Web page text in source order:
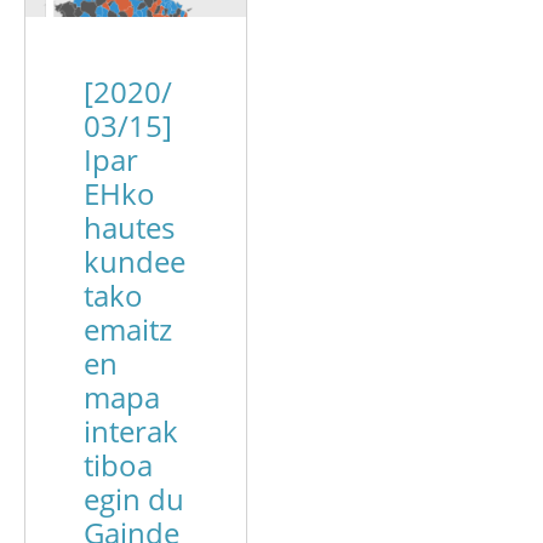
[2020/
03/15]
Ipar
EHko
hautes
kundee
tako
emaitz
en
mapa
interak
tiboa
egin du
Gainde